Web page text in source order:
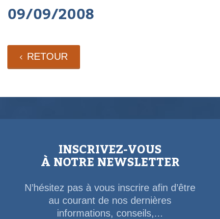
09/09/2008
RETOUR
INSCRIVEZ-VOUS
À NOTRE NEWSLETTER
N’hésitez pas à vous inscrire afin d’être
au courant de nos dernières
informations, conseils,...